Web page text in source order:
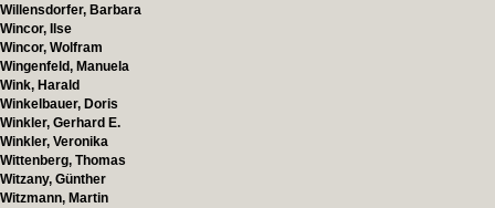
Willensdorfer, Barbara
Wincor, Ilse
Wincor, Wolfram
Wingenfeld, Manuela
Wink, Harald
Winkelbauer, Doris
Winkler, Gerhard E.
Winkler, Veronika
Wittenberg, Thomas
Witzany, Günther
Witzmann, Martin